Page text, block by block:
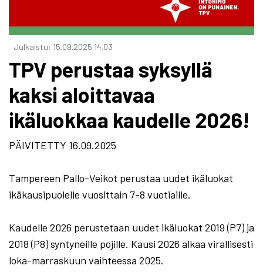
Julkaistu: 15.09.2025 14.03
TPV perustaa syksyllä
kaksi aloittavaa
ikäluokkaa kaudelle 2026!
PÄIVITETTY 16.09.2025
Tampereen Pallo-Veikot perustaa uudet ikäluokat
ikäkausipuolelle vuosittain 7-8 vuotiaille.
Kaudelle 2026 perustetaan uudet ikäluokat 2019 (P7) ja
2018 (P8) syntyneille pojille. Kausi 2026 alkaa virallisesti
loka-marraskuun vaihteessa 2025.